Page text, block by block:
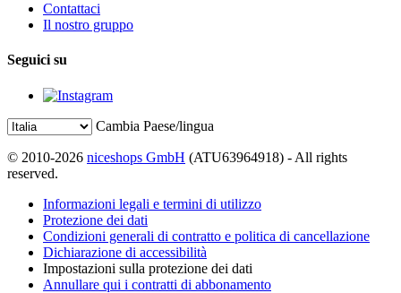
Contattaci
Il nostro gruppo
Seguici su
Cambia Paese/lingua
© 2010-2026 niceshops GmbH (ATU63964918) - All rights
reserved.
Informazioni legali e termini di utilizzo
Protezione dei dati
Condizioni generali di contratto e politica di cancellazione
Dichiarazione di accessibilità
Impostazioni sulla protezione dei dati
Annullare qui i contratti di abbonamento